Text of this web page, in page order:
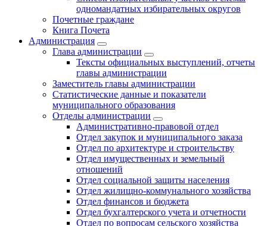
одномандатных избирательных округов
Почетные граждане
Книга Почета
Администрация
Глава администрации
Тексты официальных выступлений, отчеты
главы администрации
Заместитель главы администрации
Статистические данные и показатели
муниципального образования
Отделы администрации
Административно-правовой отдел
Отдел закупок и муниципального заказа
Отдел по архитектуре и строительству
Отдел имущественных и земельный
отношений
Отдел социальной защиты населения
Отдел жилищно-коммунального хозяйства
Отдел финансов и бюджета
Отдел бухгалтерского учета и отчетности
Отдел по вопросам сельского хозяйства